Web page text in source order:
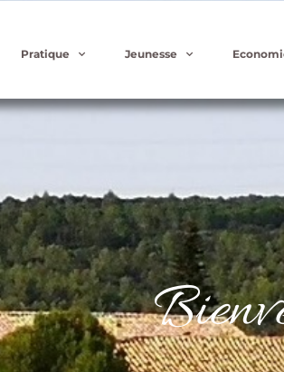
Pratique Jeunesse